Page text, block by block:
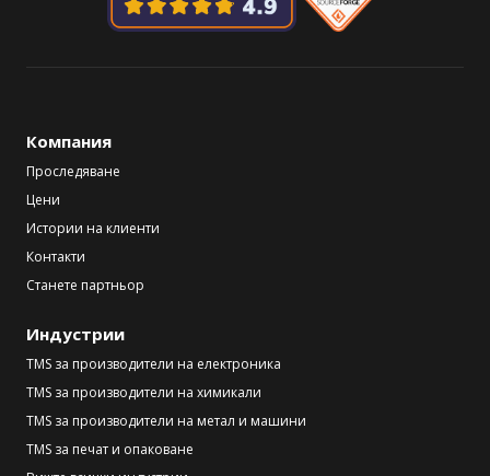
Компания
Проследяване
Цени
Истории на клиенти
Контакти
Станете партньор
Индустрии
TMS за производители на електроника
TMS за производители на химикали
TMS за производители на метал и машини
TMS за печат и опаковане